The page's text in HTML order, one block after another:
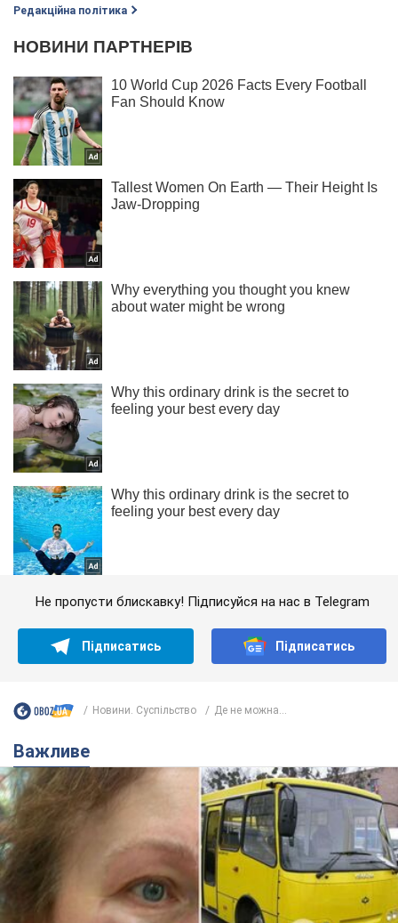
Редакційна політика
Не пропусти блискавку! Підписуйся на нас в Telegram
Підписатись Підписатись
Новини. Суспільство Де не можна...
Важливе